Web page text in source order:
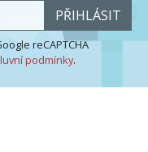
PŘIHLÁSIT
reCAPTCHA
podmínky.